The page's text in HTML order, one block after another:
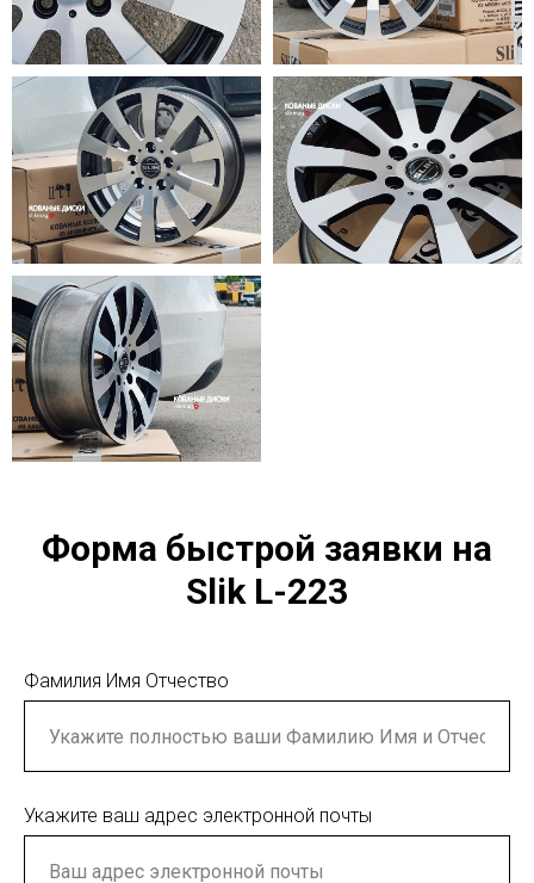
Форма быстрой заявки на
Slik L-223
Фамилия Имя Отчество
Укажите ваш адрес электронной почты